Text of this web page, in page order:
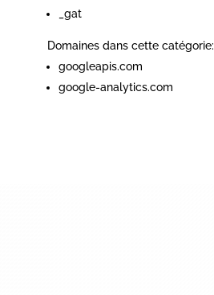
_gat
Domaines dans cette catégorie:
googleapis.com
google-analytics.com